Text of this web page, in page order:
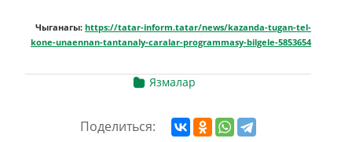
Чыганагы: https://tatar-inform.tatar/news/kazanda-tugan-tel-
kone-unaennan-tantanaly-caralar-programmasy-bilgele-5853654
Язмалар
Поделиться: